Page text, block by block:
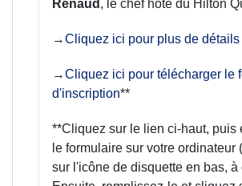
Renaud , le chef hôte du Hilton
→Cliquez ici pour plus de détails
→Cliquez ici pour télécharger le
d'inscription**
**Cliquez sur le lien ci-haut, puis
le formulaire sur votre ordinateur
sur l'icône de disquette en bas, à